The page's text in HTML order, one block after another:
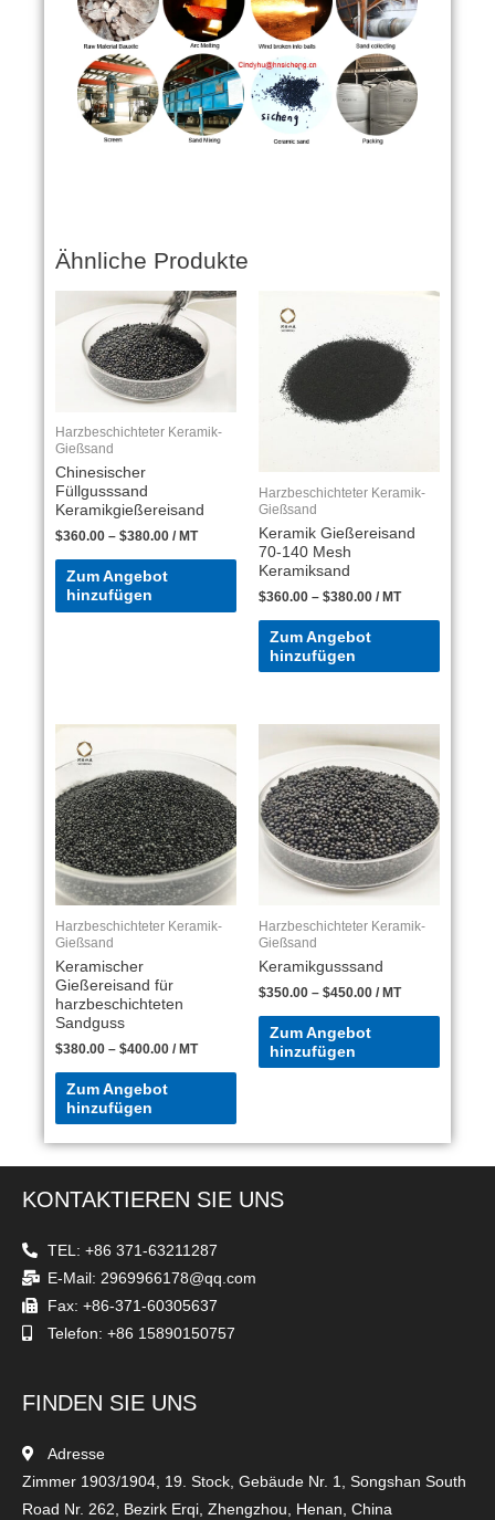
Ähnliche Produkte
Harzbeschichteter Keramik-
Gießsand
Chinesischer
Füllgusssand
Keramikgießereisand
$360.00 – $380.00 / MT
Zum Angebot
hinzufügen
Harzbeschichteter Keramik-
Gießsand
Keramik Gießereisand
70-140 Mesh
Keramiksand
$360.00 – $380.00 / MT
Zum Angebot
hinzufügen
Harzbeschichteter Keramik-
Gießsand
Keramischer
Gießereisand für
harzbeschichteten
Sandguss
$380.00 – $400.00 / MT
Zum Angebot
hinzufügen
Harzbeschichteter Keramik-
Gießsand
Keramikgusssand
$350.00 – $450.00 / MT
Zum Angebot
hinzufügen
KONTAKTIEREN SIE UNS
TEL: +86 371-63211287
E-Mail: 2969966178@qq.com
Fax: +86-371-60305637
Telefon: +86 15890150757
FINDEN SIE UNS
Adresse
Zimmer 1903/1904, 19. Stock, Gebäude Nr. 1, Songshan South
Road Nr. 262, Bezirk Erqi, Zhengzhou, Henan, China